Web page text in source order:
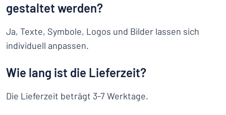
gestaltet werden?
Ja, Texte, Symbole, Logos und Bilder lassen sich
individuell anpassen.
Wie lang ist die Lieferzeit?
Die Lieferzeit beträgt 3-7 Werktage.